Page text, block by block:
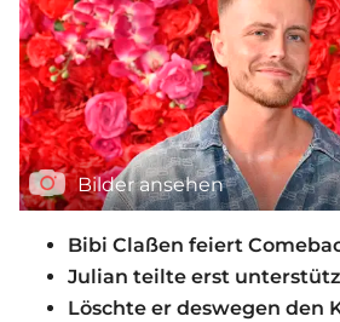
Bilder ansehen
Bibi Claßen feiert
Julian teilte erst
Löschte er deswegen den